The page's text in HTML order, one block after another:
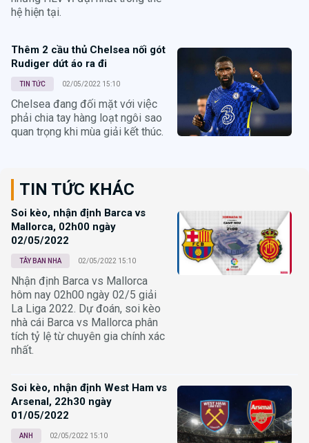
hệ hiện tại.
Thêm 2 cầu thủ Chelsea nối gót
Rudiger dứt áo ra đi
TIN TỨC 02/05/2022 15:10
Chelsea đang đối mặt với việc
phải chia tay hàng loạt ngôi sao
quan trọng khi mùa giải kết thúc.
TIN TỨC KHÁC
Soi kèo, nhận định Barca vs
Mallorca, 02h00 ngày
02/05/2022
TÂY BAN NHA 02/05/2022 15:10
Nhận định Barca vs Mallorca
hôm nay 02h00 ngày 02/5 giải
La Liga 2022. Dự đoán, soi kèo
nhà cái Barca vs Mallorca phân
tích tỷ lệ từ chuyên gia chính xác
nhất.
Soi kèo, nhận định West Ham vs
Arsenal, 22h30 ngày
01/05/2022
ANH 02/05/2022 15:10